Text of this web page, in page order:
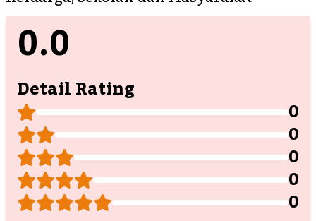
0.0
Detail Rating
0
0
0
0
0